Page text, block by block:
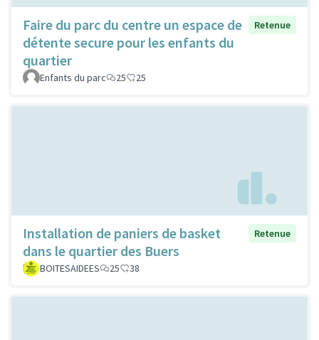
Faire du parc du centre un espace de
détente secure pour les enfants du
quartier
Retenue
Enfants du parc 25 25
Installation de paniers de basket
dans le quartier des Buers
Retenue
BOITESAIDEES 25 38